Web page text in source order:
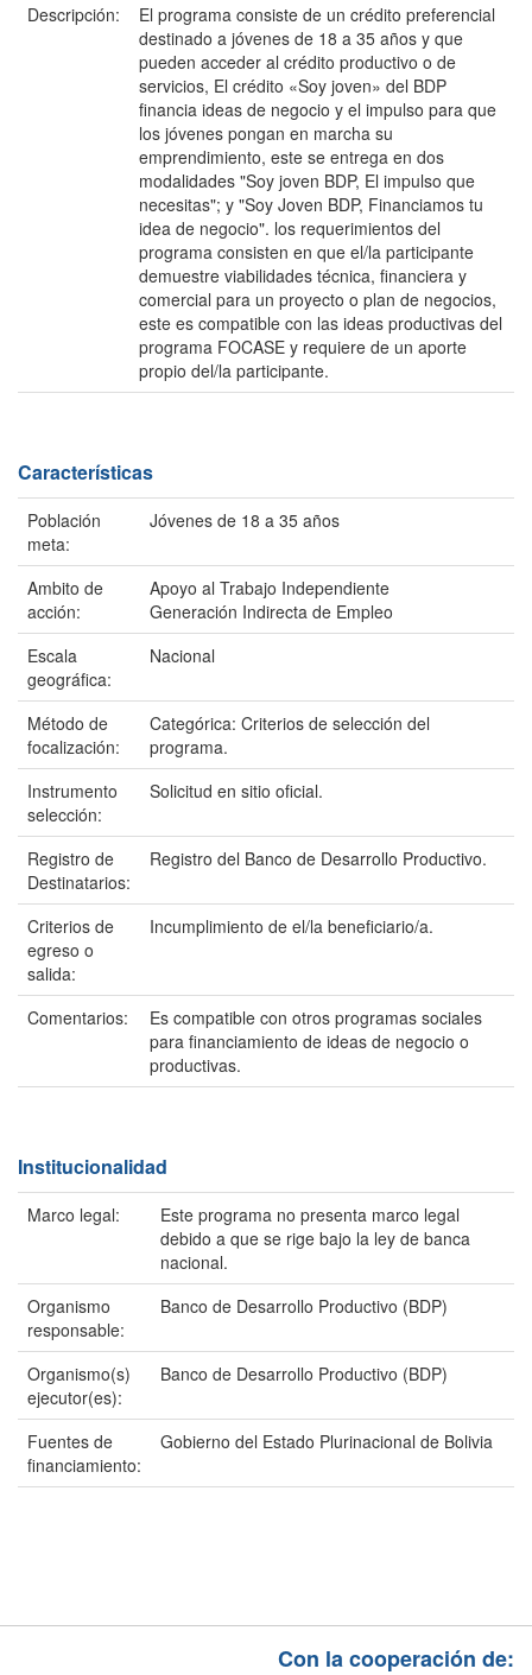
Descripción:
El programa consiste de un crédito preferencial
destinado a jóvenes de 18 a 35 años y que
pueden acceder al crédito productivo o de
servicios, El crédito «Soy joven» del BDP
financia ideas de negocio y el impulso para que
los jóvenes pongan en marcha su
emprendimiento, este se entrega en dos
modalidades "Soy joven BDP, El impulso que
necesitas"; y "Soy Joven BDP, Financiamos tu
idea de negocio". los requerimientos del
programa consisten en que el/la participante
demuestre viabilidades técnica, financiera y
comercial para un proyecto o plan de negocios,
este es compatible con las ideas productivas del
programa FOCASE y requiere de un aporte
propio del/la participante.
Características
Población
meta:
Jóvenes de 18 a 35 años
Ambito de
acción:
Apoyo al Trabajo Independiente
Generación Indirecta de Empleo
Escala
geográfica:
Nacional
Método de
focalización:
Categórica: Criterios de selección del
programa.
Instrumento
selección:
Solicitud en sitio oficial.
Registro de
Destinatarios:
Registro del Banco de Desarrollo Productivo.
Criterios de
egreso o
salida:
Incumplimiento de el/la beneficiario/a.
Comentarios:
Es compatible con otros programas sociales
para financiamiento de ideas de negocio o
productivas.
Institucionalidad
Marco legal:
Este programa no presenta marco legal
debido a que se rige bajo la ley de banca
nacional.
Organismo
responsable:
Banco de Desarrollo Productivo (BDP)
Organismo(s)
ejecutor(es):
Banco de Desarrollo Productivo (BDP)
Fuentes de
financiamiento:
Gobierno del Estado Plurinacional de Bolivia
Con la cooperación de: